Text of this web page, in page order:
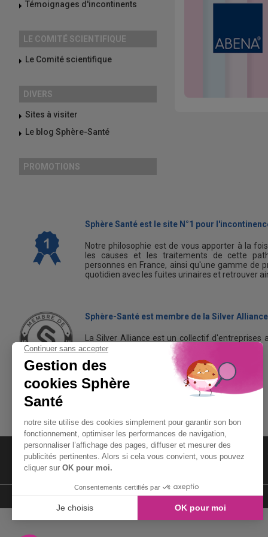
Témoignages d'incontinents
LE COMITÉ SCIENTIFIQUE
Le Comité scientifique
DIVERS
Sites à visiter
Le blog Sphère-Santé
PROMOTIONS
Sphère Santé est le site N°1 pour
Notre philosophie est de vous apporter à la
les causes et les traitements de cette
personnes en France, ainsi qu'une gamme de
quotidien avec les fuites urinaires et retrouver
Sphère-Santé est membre de la Silver Alliance
La Silver Alliance est un collectif d'entreprises
dans le bien vieillir à domicile.
Découvrez la Silver Alliance